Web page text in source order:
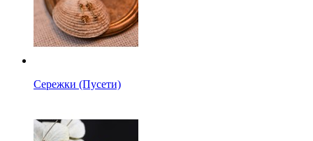
Сережки (Пусети)